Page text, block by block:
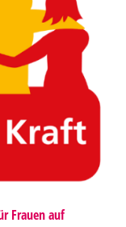
Frauen auf: